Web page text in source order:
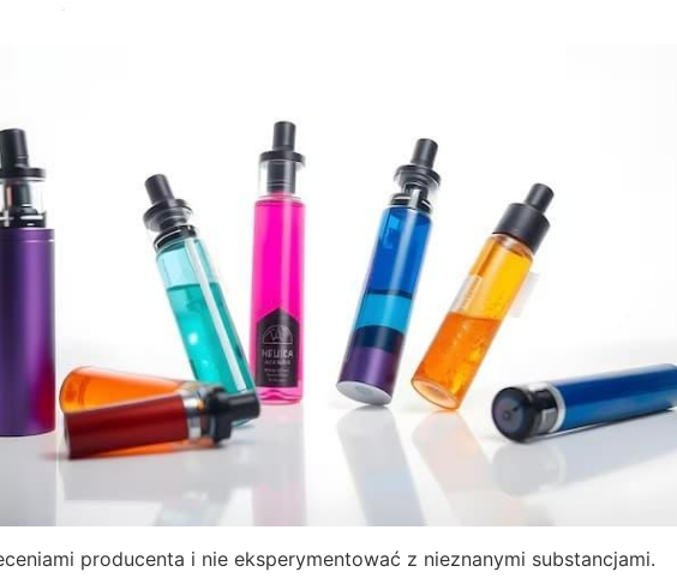
producenta i nie eksperymentować z nieznanymi substancjami.